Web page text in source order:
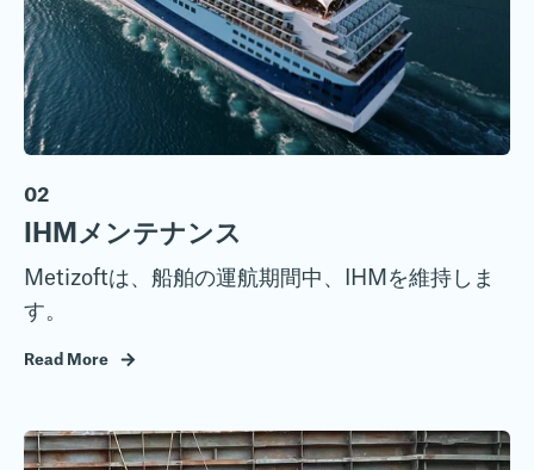
02
IHMメンテナンス
Metizoftは、船舶の運航期間中、IHMを維持しま
す。
Read More